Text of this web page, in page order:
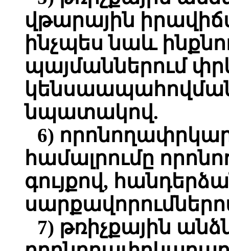
վթարային
ինչպես նաև
պայմաններում
կենսաապահովման
նպատակով.
6)
համալրումը
գույքով,
7) թռիչքային